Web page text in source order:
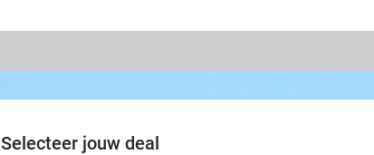
Of je nou
Trek je
Selecteer jouw deal